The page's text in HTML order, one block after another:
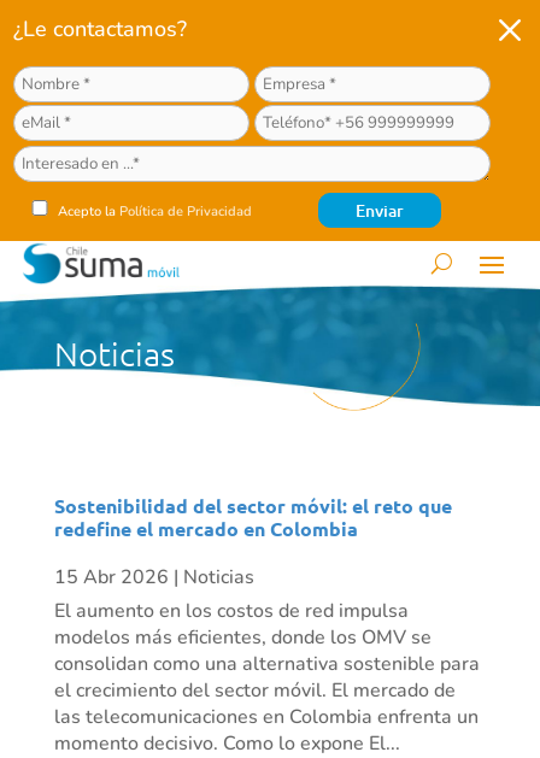
¿Le contactamos?
Acepto la Política de Privacidad
M
Noticias
Sostenibilidad del sector móvil: el reto que
redefine el mercado en Colombia
15 Abr 2026 | Noticias
El aumento en los costos de red impulsa
modelos más eficientes, donde los OMV se
consolidan como una alternativa sostenible para
el crecimiento del sector móvil. El mercado de
las telecomunicaciones en Colombia enfrenta un
momento decisivo. Como lo expone El...